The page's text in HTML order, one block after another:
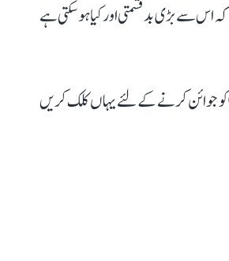
سے بڑی بدقسمتی اور کیا ہو سکتی ہے
جوائن کرنے کے لئے یہاں کلک کریں